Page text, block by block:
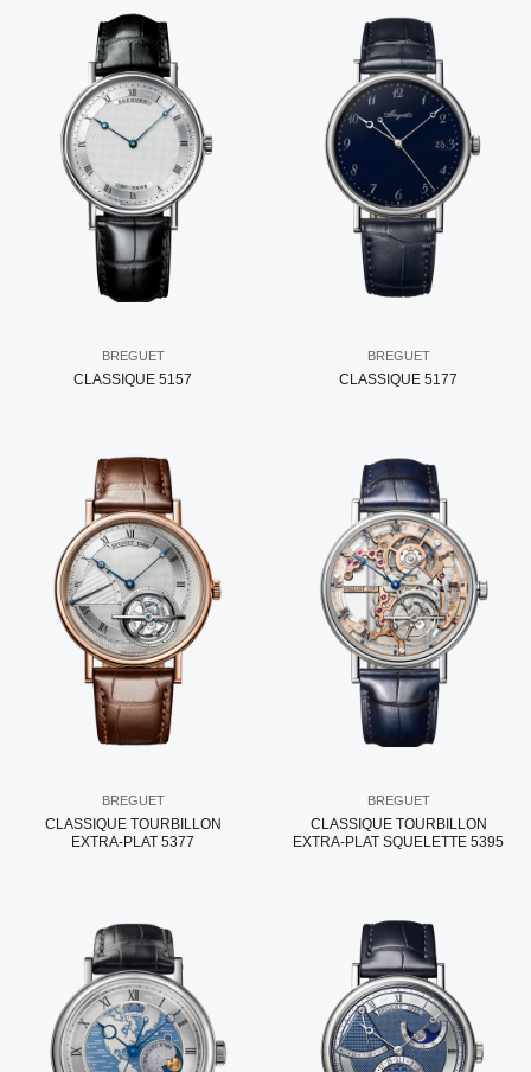
BREGUET
CLASSIQUE 5157
BREGUET
CLASSIQUE 5177
BREGUET
CLASSIQUE TOURBILLON
EXTRA-PLAT 5377
BREGUET
CLASSIQUE TOURBILLON
EXTRA-PLAT SQUELETTE 5395